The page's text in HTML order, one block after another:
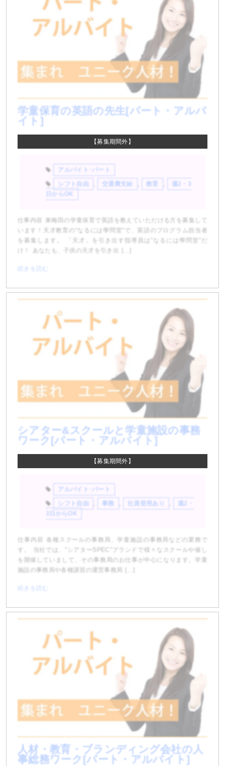
学童保育の英語の先生[パート・アルバ
イト]
【募集期間外】
アルバイト･パート
シフト自由
交通費支給 教育
週2・3
日からOK
仕事内容 東梅田の学童保育で英語を教えていただける方を募集して
います！天才教育の“なるには學問堂”で、英語のプログラム担当者
を募集します。 「天才」を引き出す指導員は”なるには學問堂”だ
け！ あなたも、子供の天才を引き出 […]
シアター&スクールと学童施設の事務
ワーク[パート・アルバイト]
【募集期間外】
アルバイト･パート
シフト自由
事務 社員登用あり
週2・
3日からOK
仕事内容 各種スクールの事務局、学童施設の事務局などの業務で
す。 当社では、”シアターSPEC”ブランドで様々なスクールや催し
を開催していまして、その事務局のお仕事が中心になります。学童
施設の事務局や各種講習の運営事務局 […]
人材・教育・ブランディング会社の人
事総務ワーク[パート・アルバイト]